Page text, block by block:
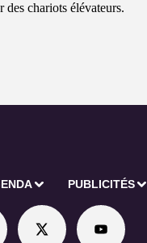
des chariots élévateurs.
PUBLICITÉS